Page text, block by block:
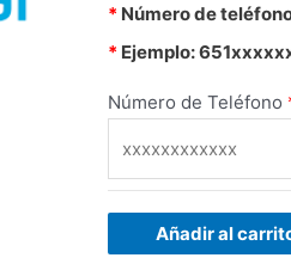
* Número de
* Ejemplo:
Número de Teléfono
Añadir al